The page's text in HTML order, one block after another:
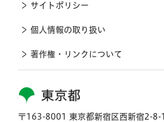
東京都
〒163-8001 東京都新宿区西新宿2-8-1
サイトポリシー
個人情報の取り扱い
著作権・リンクについて